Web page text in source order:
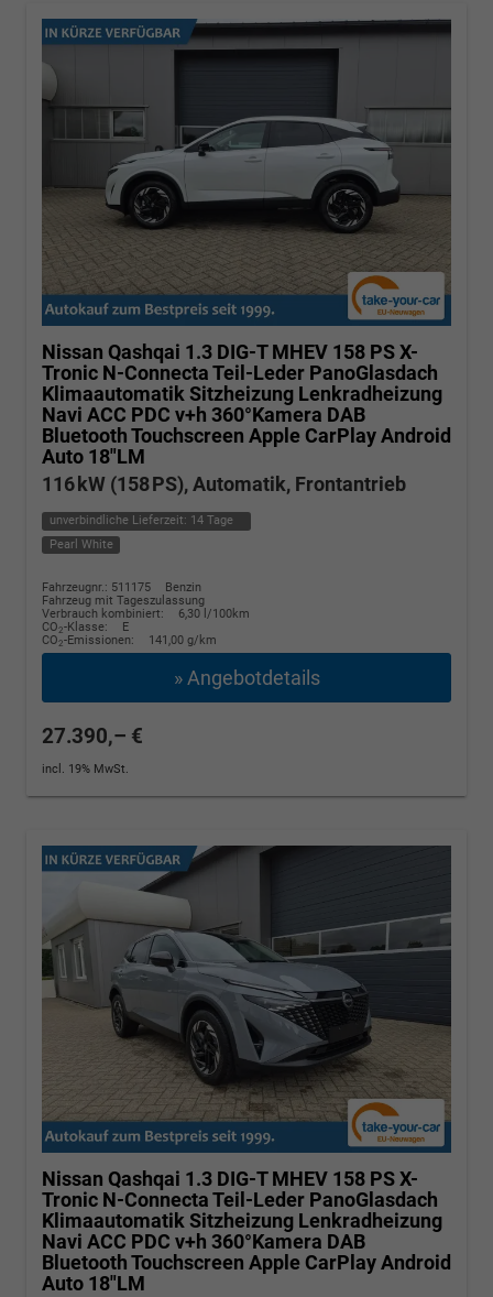
Nissan Qashqai 1.3 DIG-T MHEV 158 PS X-
Tronic N-Connecta Teil-Leder PanoGlasdach
Klimaautomatik Sitzheizung Lenkradheizung
Navi ACC PDC v+h 360°Kamera DAB
Bluetooth Touchscreen Apple CarPlay Android
Auto 18"LM
116 kW (158 PS), Automatik, Frontantrieb
unverbindliche Lieferzeit: 14 Tage
Pearl White
Fahrzeugnr.: 511175
Benzin
Fahrzeug mit Tageszulassung
Verbrauch kombiniert:
6,30 l/100km
CO2-Klasse:
E
CO2-Emissionen: 141,00 g/km
» Angebotdetails
27.390,– €
incl. 19% MwSt.
Nissan Qashqai 1.3 DIG-T MHEV 158 PS X-
Tronic N-Connecta Teil-Leder PanoGlasdach
Klimaautomatik Sitzheizung Lenkradheizung
Navi ACC PDC v+h 360°Kamera DAB
Bluetooth Touchscreen Apple CarPlay Android
Auto 18"LM